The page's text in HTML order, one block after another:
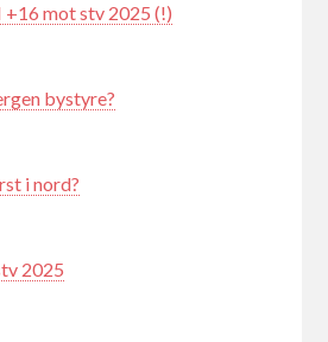
mot stv 2025 (!)
bystyre?
i nord?
2025